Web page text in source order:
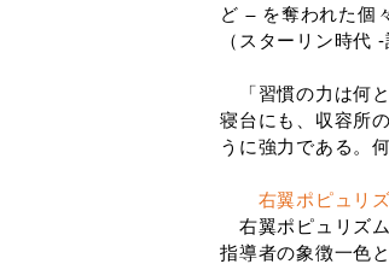
ど ― を奪われた個
（スターリン時代
「習慣の力は何
寝台にも、収容所
うに強力である。
右翼ポピュリ
右翼ポピュリズ
指導者の象徴一色